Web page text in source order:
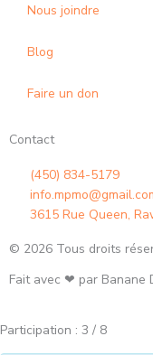
Nous joindre
Blog
Faire un don
Contact
(450) 834-5179
3615 Rue Queen,
© 2026 Tous droits
Fait avec ❤ par Banane
Participation : 3 / 8